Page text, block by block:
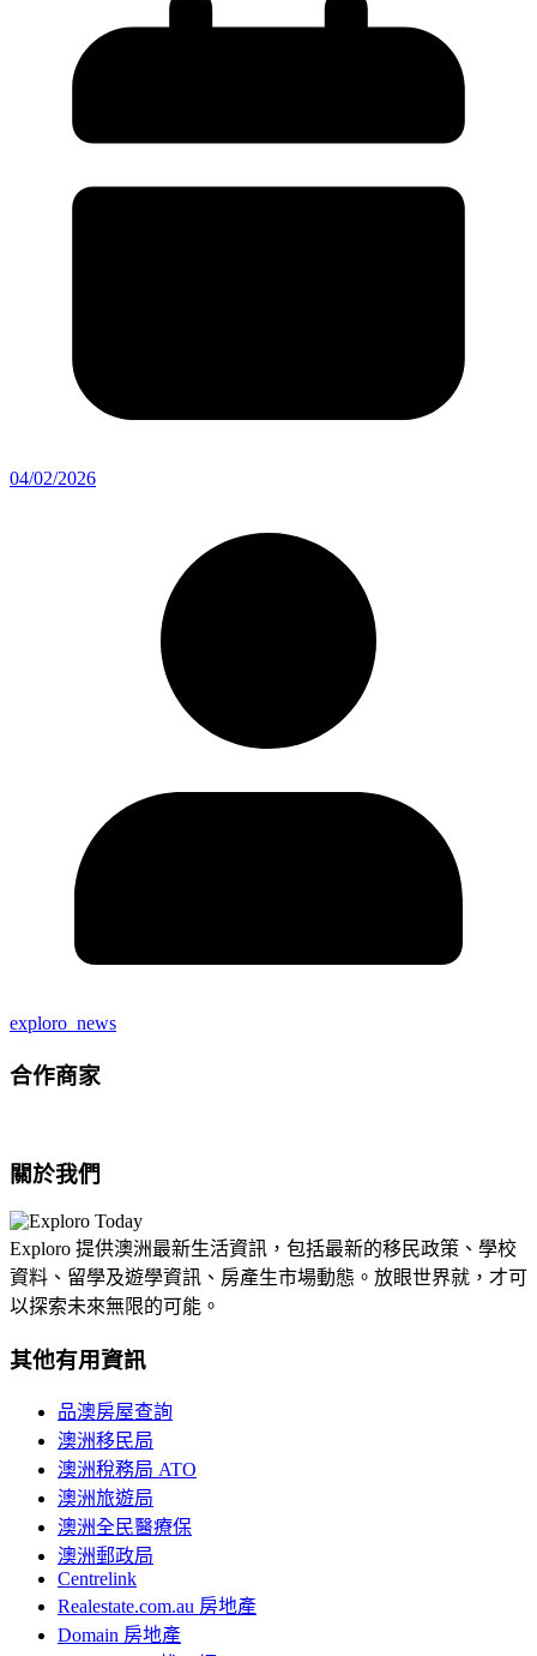
04/02/2026
exploro_news
合作商家
關於我們
Exploro 提供澳洲最新生活資訊，包括最新的移民政策、學校
資料、留學及遊學資訊、房產生市場動態。放眼世界就，才可
以探索未來無限的可能。
其他有用資訊
品澳房屋查詢
澳洲移民局
澳洲稅務局 ATO
澳洲旅遊局
澳洲全民醫療保
澳洲郵政局
Centrelink
Realestate.com.au 房地產
Domain 房地產